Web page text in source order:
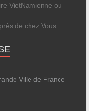
VietNamienne ou
de chez Vous !
Ville de France